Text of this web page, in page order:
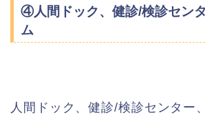
④人間ドック、健診/検診セン
ム
人間ドック、健診/検診センター